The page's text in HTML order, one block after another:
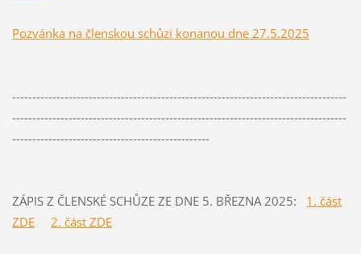
Pozvánka na členskou schůzi konanou dne 27.5.2025
-----------------------------------------------------------------------------------
-----------------------------------------------------------------------------------
-------------------------------------------------
ZÁPIS Z ČLENSKÉ SCHŮZE ZE DNE 5. BŘEZNA 2025: 1. část
ZDE
2. část ZDE